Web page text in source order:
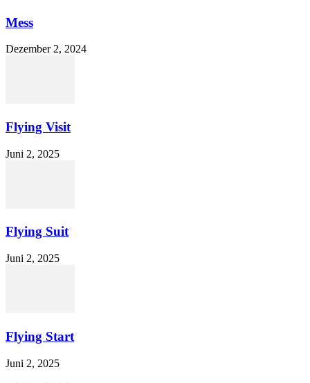
Mess
Dezember 2, 2024
Flying Visit
Juni 2, 2025
Flying Suit
Juni 2, 2025
Flying Start
Juni 2, 2025